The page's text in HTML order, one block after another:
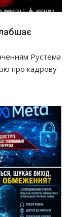
Рустема
про кадрову